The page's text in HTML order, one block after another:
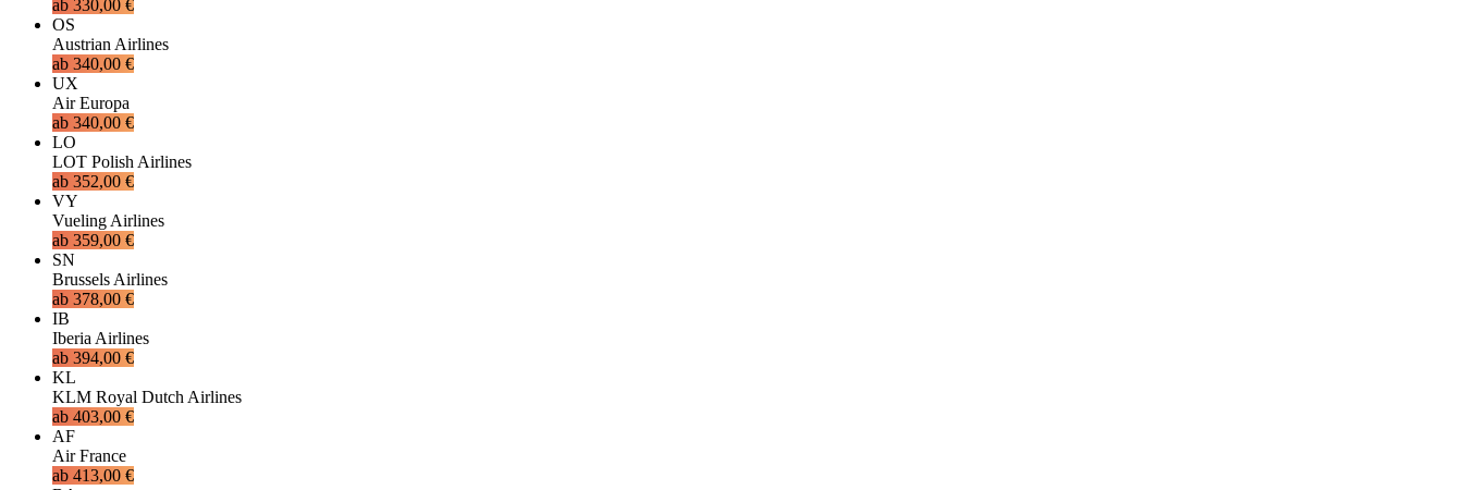
ab 330,00 €
OS
Austrian Airlines
ab 340,00 €
UX
Air Europa
ab 340,00 €
LO
LOT Polish Airlines
ab 352,00 €
VY
Vueling Airlines
ab 359,00 €
SN
Brussels Airlines
ab 378,00 €
IB
Iberia Airlines
ab 394,00 €
KL
KLM Royal Dutch Airlines
ab 403,00 €
AF
Air France
ab 413,00 €